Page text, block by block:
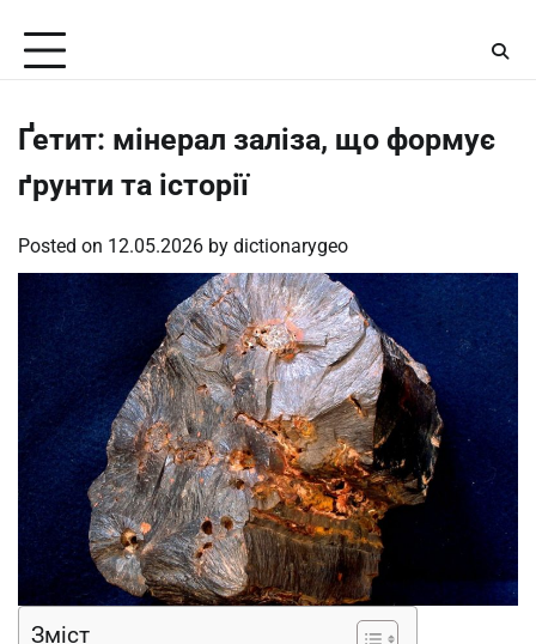
content
Ґетит: мінерал заліза, що формує
ґрунти та історії
Posted on 12.05.2026 by dictionarygeo
Зміст